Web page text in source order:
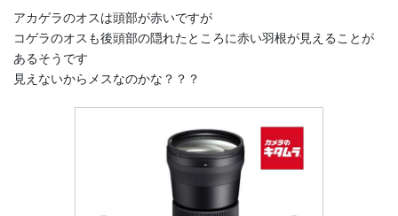
アカゲラのオスは頭部が赤いですが
コゲラのオスも後頭部の隠れたところに赤い羽根が見えることが
あるそうです
見えないからメスなのかな？？？